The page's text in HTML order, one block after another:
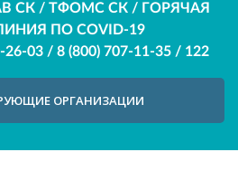
СК / ТФОМС СК / ГОРЯЧАЯ
ПО COVID-19
26-03 / 8 (800) 707-11-35 / 122
ОРГАНИЗАЦИИ